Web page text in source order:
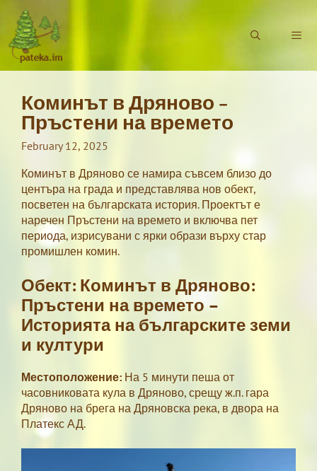
content
Коминът в Дряново –
Пръстени на времето
February 12, 2025
Коминът в Дряново се намира съвсем близо до
центъра на града и представлява нов обект,
посветен на българската история. Проектът е
наречен Пръстени на времето и включва пет
периода, изрисувани с ярки образи върху стар
промишлен комин.
Обект: Коминът в Дряново:
Пръстени на времето –
Историята на българските земи
и култури
Местоположение: На 5 минути пеша от
часовниковата кула в Дряново, срещу ж.п. гара
Дряново на брега на Дряновска река, в двора на
Платекс АД.